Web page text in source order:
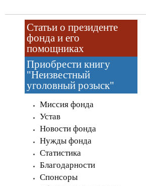
Статьи о президенте
фонда и его
помощниках
Приобрести книгу
"Неизвестный
уголовный розыск"
Миссия фонда
Устав
Новости фонда
Нужды фонда
Статистика
Благодарности
Спонсоры